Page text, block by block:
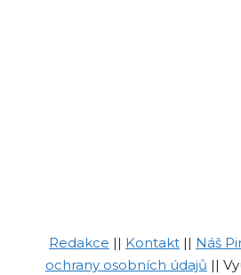
Redakce || Kontakt || Náš
ochrany osobních údajů ||